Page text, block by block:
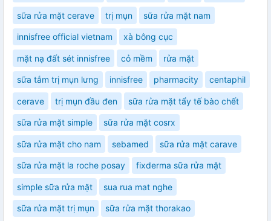
sữa rửa mặt cerave trị mụn sữa rửa mặt nam
innisfree official vietnam xà bông cục
mặt nạ đất sét innisfree cỏ mềm rửa mặt
sữa tắm trị mụn lưng innisfree pharmacity centaphil
cerave trị mụn đầu đen sữa rửa mặt tẩy tế bào chết
sữa rửa mặt simple sữa rửa mặt cosrx
sữa rửa mặt cho nam sebamed sữa rửa mặt carave
sữa rửa mặt la roche posay fixderma sữa rửa mặt
simple sữa rửa mặt sua rua mat nghe
sữa rửa mặt trị mụn sữa rửa mặt thorakao